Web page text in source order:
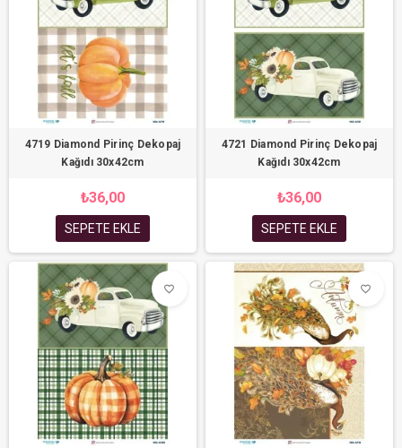
4719 Diamond Pirinç Dekopaj
Kağıdı 30x42cm
₺36,00
SEPETE EKLE
4721 Diamond Pirinç Dekopaj
Kağıdı 30x42cm
₺36,00
SEPETE EKLE
favorite_border favorite_border